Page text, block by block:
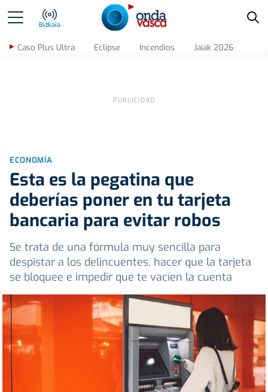
Bizkaia
Caso Plus Ultra Eclipse Incendios Jaiak 2026
ECONOMÍA
Esta es la pegatina que
deberías poner en tu tarjeta
bancaria para evitar robos
Se trata de una fórmula muy sencilla para
despistar a los delincuentes, hacer que la tarjeta
se bloquee e impedir que te vacíen la cuenta